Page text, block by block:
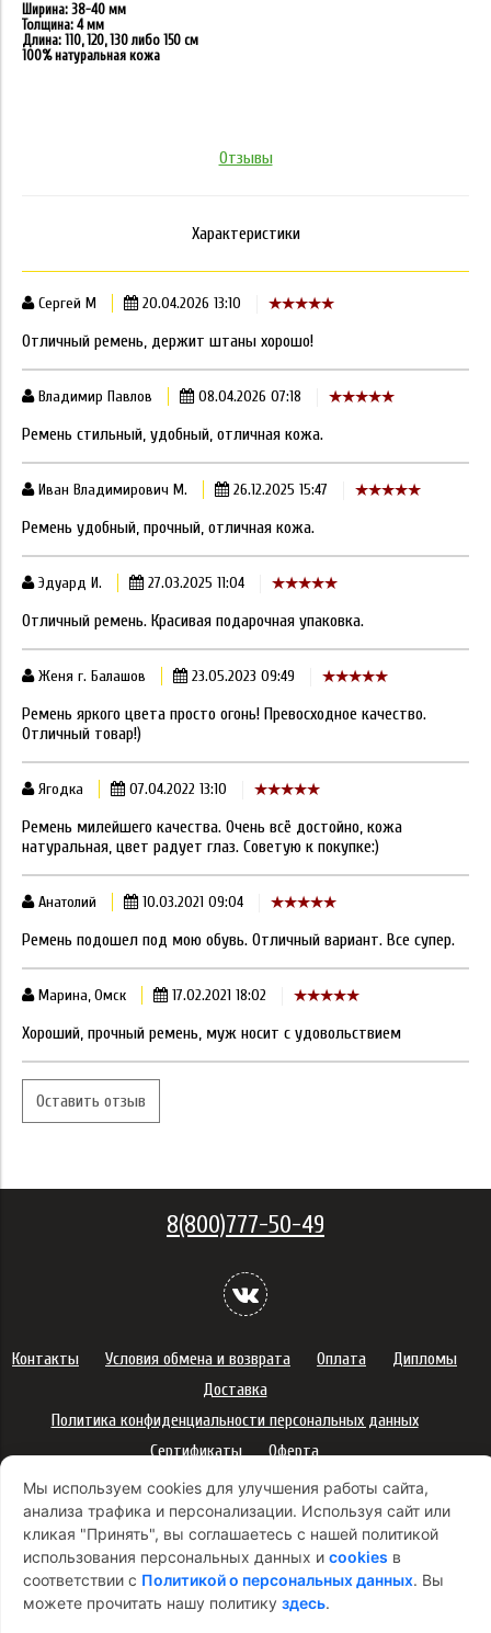
Ширина: 38-40 мм
Толщина: 4 мм
Длина: 110, 120, 130 либо 150 см
100% натуральная кожа
Отзывы
Характеристики
Сергей М 20.04.2026 13:10
Отличный ремень, держит штаны хорошо!
Владимир Павлов 08.04.2026 07:18
Ремень стильный, удобный, отличная кожа.
Иван Владимирович М. 26.12.2025 15:47
Ремень удобный, прочный, отличная кожа.
Эдуард И. 27.03.2025 11:04
Отличный ремень. Красивая подарочная упаковка.
Женя г. Балашов 23.05.2023 09:49
Ремень яркого цвета просто огонь! Превосходное качество.
Отличный товар!)
Ягодка 07.04.2022 13:10
Ремень милейшего качества. Очень всё достойно, кожа
натуральная, цвет радует глаз. Советую к покупке:)
Анатолий 10.03.2021 09:04
Ремень подошел под мою обувь. Отличный вариант. Все супер.
Марина, Омск 17.02.2021 18:02
Хороший, прочный ремень, муж носит с удовольствием
Оставить отзыв
Мы используем cookies для улучшения работы сайта,
анализа трафика и персонализации. Используя сайт или
кликая "Принять", вы соглашаетесь с нашей политикой
использования персональных данных и cookies в
соответствии с Политикой о персональных данных. Вы
можете прочитать нашу политику здесь.
8(800)777-50-49
Контакты Условия обмена и возврата Оплата
Дипломы
Доставка
Политика конфиденциальности персональных данных
Сертификаты
Оферта
Правила использования подарочных карт
Правила ухода за одеждой
Политика платежей
Условия использования Cookie-файлов
Согласие на рекламную рассылку